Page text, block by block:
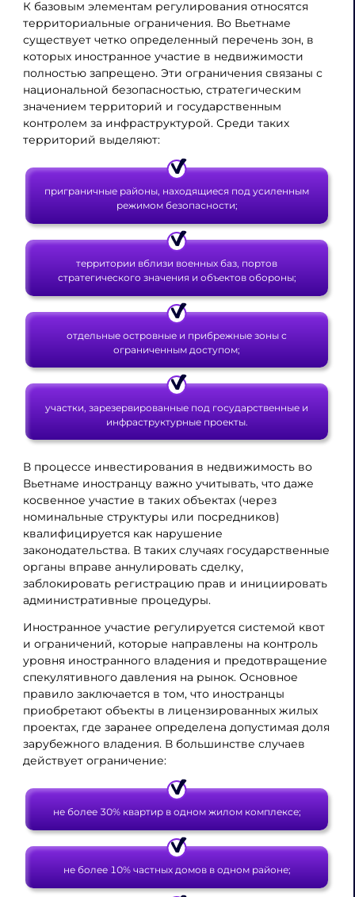
К базовым элементам регулирования относятся
территориальные ограничения. Во Вьетнаме
существует четко определенный перечень зон, в
которых иностранное участие в недвижимости
полностью запрещено. Эти ограничения связаны с
национальной безопасностью, стратегическим
значением территорий и государственным
контролем за инфраструктурой. Среди таких
территорий выделяют:
приграничные районы, находящиеся под усиленным
режимом безопасности;
территории вблизи военных баз, портов
стратегического значения и объектов обороны;
отдельные островные и прибрежные зоны с
ограниченным доступом;
участки, зарезервированные под государственные и
инфраструктурные проекты.
В процессе инвестирования в недвижимость во
Вьетнаме иностранцу важно учитывать, что даже
косвенное участие в таких объектах (через
номинальные структуры или посредников)
квалифицируется как нарушение
законодательства. В таких случаях государственные
органы вправе аннулировать сделку,
заблокировать регистрацию прав и инициировать
административные процедуры.
Иностранное участие регулируется системой квот
и ограничений, которые направлены на контроль
уровня иностранного владения и предотвращение
спекулятивного давления на рынок. Основное
правило заключается в том, что иностранцы
приобретают объекты в лицензированных жилых
проектах, где заранее определена допустимая доля
зарубежного владения. В большинстве случаев
действует ограничение:
не более 30% квартир в одном жилом комплексе;
не более 10% частных домов в одном районе;